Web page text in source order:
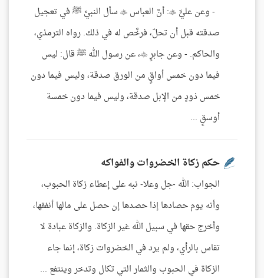
- وعن عليٍّ : أنَّ العباس  سأل النبيَّ ﷺ في تعجيل
صدقته قبل أن تحلّ، فرخَّص له في ذلك. رواه الترمذي،
والحاكم. - وعن جابرٍ ، عن رسول الله ﷺ قال: ليس
فيما دون خمس أواقٍ من الورق صدقة، وليس فيما دون
خمس ذودٍ من الإبل صدقة، وليس فيما دون خمسة
أوسقٍ ...
حكم زكاة الخضروات والفواكه
الجواب: الله -جل وعلا- نبه على إعطاء زكاة الحبوب،
وأنه يوم حصادها إذا حصدها إن حصل على مالها أنفقها،
وأخرج حقها في سبيل الله غير الزكاة. والزكاة عبادة لا
تقاس بالرأي، ولم يرد في الخضروات زكاة، إنما جاء
الزكاة في الحبوب والثمار التي تكال وتدخر وينتفع ...